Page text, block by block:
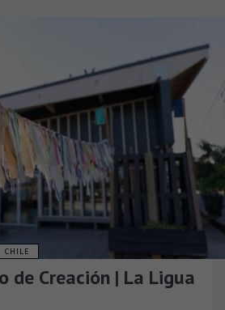
CHILE
de Creación | La Ligua